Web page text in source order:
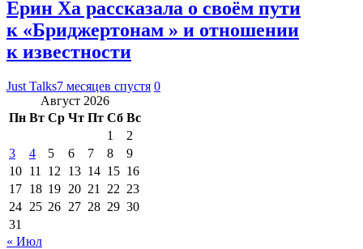
Ерин Ха рассказала о своём пути
к «Бриджертонам » и отношении
к известности
Just Talks7 месяцев спустя 0
Август 2026
Пн Вт Ср Чт Пт Сб Вс
1
2
3
4 5 6 7 8
9
10 11 12 13 14 15 16
17 18 19 20 21 22 23
24 25 26 27 28 29 30
31
« Июл